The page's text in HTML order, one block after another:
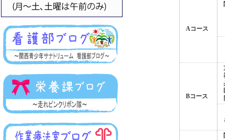
Aコース
Bコース